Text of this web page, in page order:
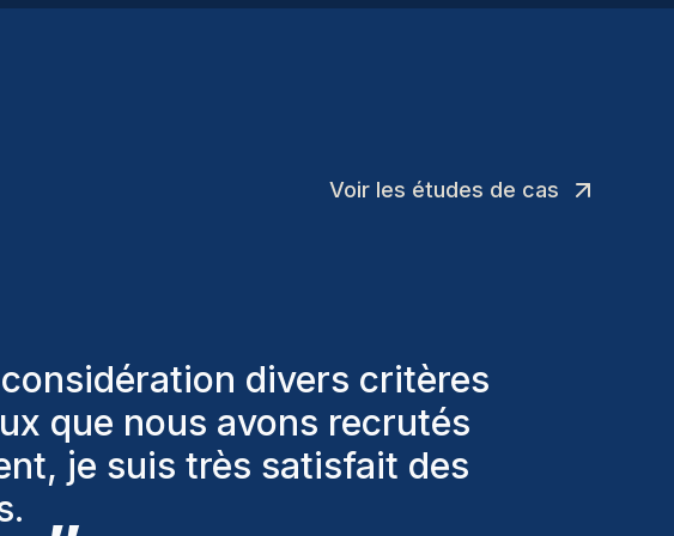
Voir les études de cas
3 à 4 ans, nous avons
un moyen fluide pour
divers canaux. ”